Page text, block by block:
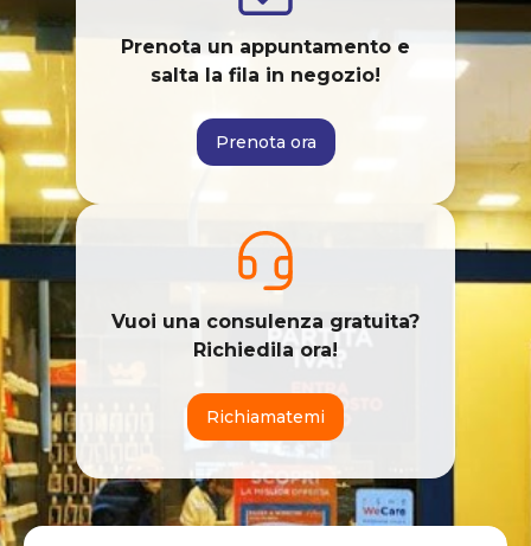
Prenota un appuntamento e
salta la fila in negozio!
Prenota ora
Vuoi una consulenza gratuita?
Richiedila ora!
Richiamatemi